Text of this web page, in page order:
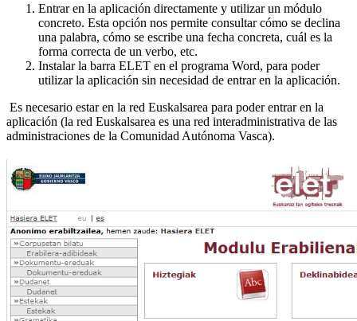
Entrar en la aplicación directamente y utilizar un módulo
concreto. Esta opción nos permite consultar cómo se declina
una palabra, cómo se escribe una fecha concreta, cuál es la
forma correcta de un verbo, etc.
Instalar la barra ELET en el programa Word, para poder
utilizar la aplicación sin necesidad de entrar en la aplicación.
Es necesario estar en la red Euskalsarea para poder entrar en la
aplicación (la red Euskalsarea es una red interadministrativa de las
administraciones de la Comunidad Autónoma Vasca).